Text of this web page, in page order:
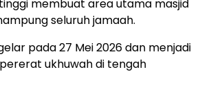
membuat area utama masjid
seluruh jamaah.
pada 27 Mei 2026 dan menjadi
ukhuwah di tengah